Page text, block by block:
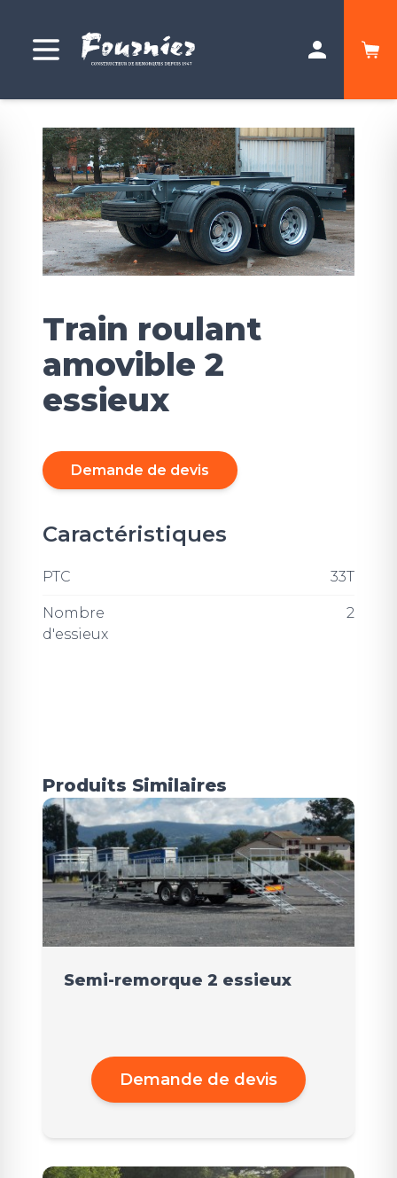
Train roulant
amovible 2
essieux
Demande de devis
Caractéristiques
PTC 33T
Nombre
d'essieux
2
Produits Similaires
Semi-remorque 2 essieux
Demande de devis